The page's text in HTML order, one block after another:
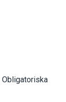
Obligatoriska